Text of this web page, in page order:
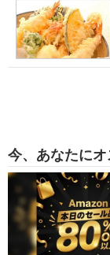
今、あなたにオ